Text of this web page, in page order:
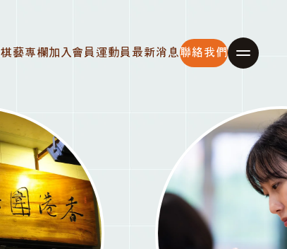
棋藝專欄加入會員運動員最新消息聯絡我們